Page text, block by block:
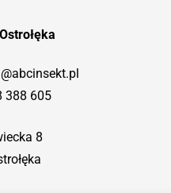
388 605
8